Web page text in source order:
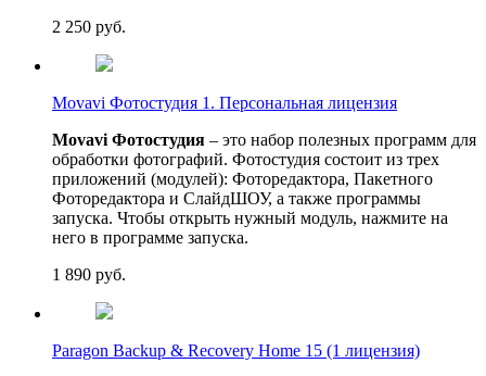
2 250 руб.
Movavi Фотостудия 1. Персональная лицензия
Movavi Фотостудия – это набор полезных программ для
обработки фотографий. Фотостудия состоит из трех
приложений (модулей): Фоторедактора, Пакетного
Фоторедактора и СлайдШОУ, а также программы
запуска. Чтобы открыть нужный модуль, нажмите на
него в программе запуска.
1 890 руб.
Paragon Backup & Recovery Home 15 (1 лицензия)